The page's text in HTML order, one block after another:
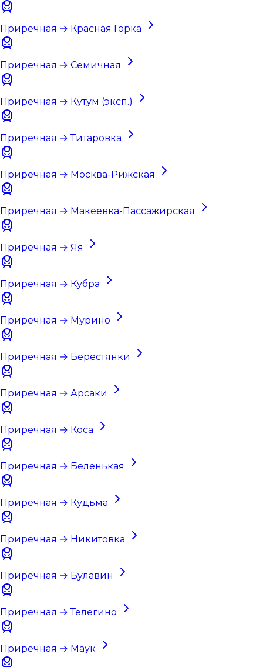
Приречная → Красная Горка
Приречная → Семичная
Приречная → Кутум (эксп.)
Приречная → Титаровка
Приречная → Москва-Рижская
Приречная → Макеевка-Пассажирская
Приречная → Яя
Приречная → Кубра
Приречная → Мурино
Приречная → Берестянки
Приречная → Арсаки
Приречная → Коса
Приречная → Беленькая
Приречная → Кудьма
Приречная → Никитовка
Приречная → Булавин
Приречная → Телегино
Приречная → Маук